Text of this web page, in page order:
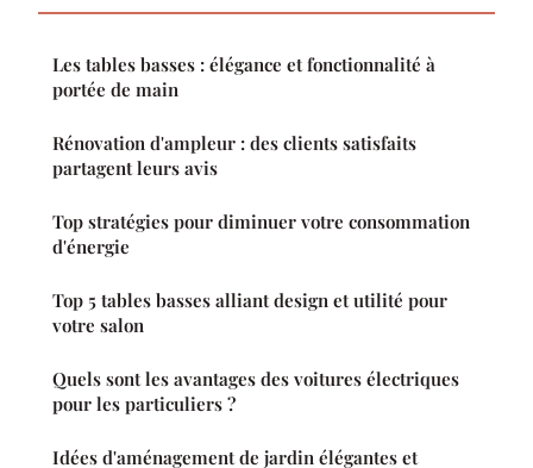
Les tables basses : élégance et fonctionnalité à
portée de main
Rénovation d'ampleur : des clients satisfaits
partagent leurs avis
Top stratégies pour diminuer votre consommation
d'énergie
Top 5 tables basses alliant design et utilité pour
votre salon
Quels sont les avantages des voitures électriques
pour les particuliers ?
Idées d'aménagement de jardin élégantes et